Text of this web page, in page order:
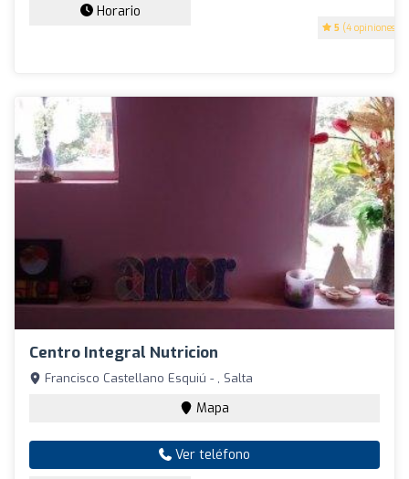
5 (4 opiniones)
Horario
Centro Integral Nutricion
Francisco Castellano Esquiú - , Salta
Mapa
Ver teléfono